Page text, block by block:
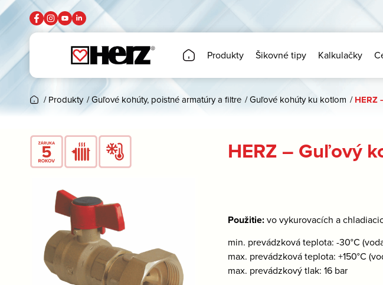
Produkty Šikovné tipy Kalkulačky
/ Produkty /Guľové kohúty, poistné armatúry a filtre /Guľové kohúty ku kotlom / HERZ
HERZ – Guľový
Použitie:vo vykurovacích a
min. prevádzková teplota: -30°C
max. prevádzková teplota: +150°C
max. prevádzkový tlak: 16 bar